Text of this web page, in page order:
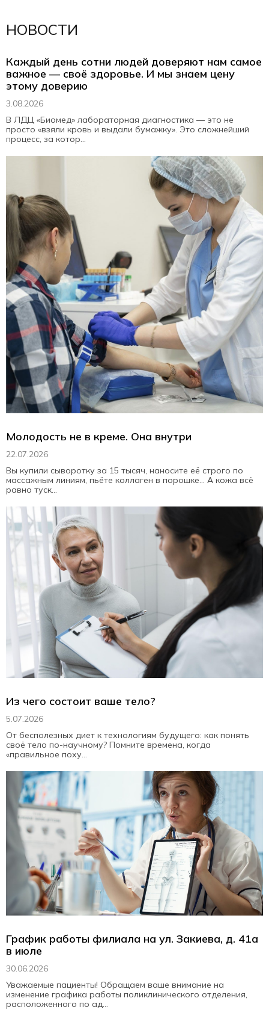
НОВОСТИ
Каждый день сотни людей доверяют нам самое
важное — своё здоровье. И мы знаем цену
этому доверию
3.08.2026
В ЛДЦ «Биомед» лабораторная диагностика — это не
просто «взяли кровь и выдали бумажку». Это сложнейший
процесс, за котор...
Молодость не в креме. Она внутри
22.07.2026
Вы купили сыворотку за 15 тысяч, наносите её строго по
массажным линиям, пьёте коллаген в порошке… А кожа всё
равно туск...
Из чего состоит ваше тело?
5.07.2026
От бесполезных диет к технологиям будущего: как понять
своё тело по-научному? Помните времена, когда
«правильное поху...
График работы филиала на ул. Закиева, д. 41а
в июле
30.06.2026
Уважаемые пациенты! Обращаем ваше внимание на
изменение графика работы поликлинического отделения,
расположенного по ад...